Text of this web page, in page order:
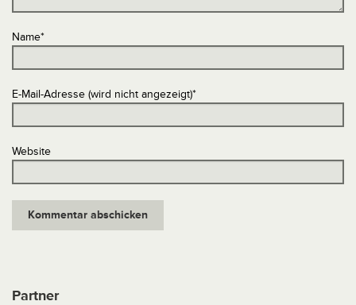
Name*
E-Mail-Adresse (wird nicht angezeigt)*
Website
Partner